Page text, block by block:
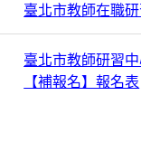
臺北市教師在職
臺北市教師研習
【補報名】報名表